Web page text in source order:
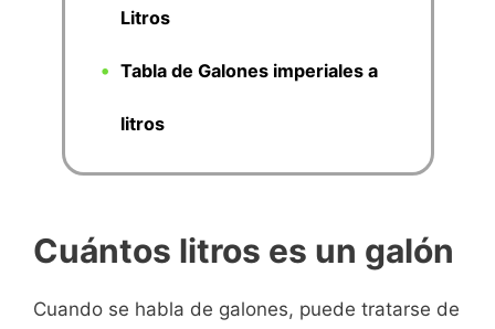
Litros
Tabla de Galones imperiales a
litros
Cuántos litros es un galón
Cuando se habla de galones, puede tratarse de